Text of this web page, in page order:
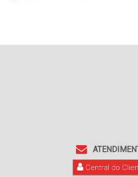
Central do